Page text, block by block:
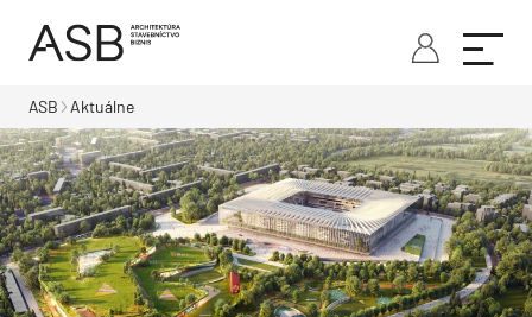
ASB Aktuálne